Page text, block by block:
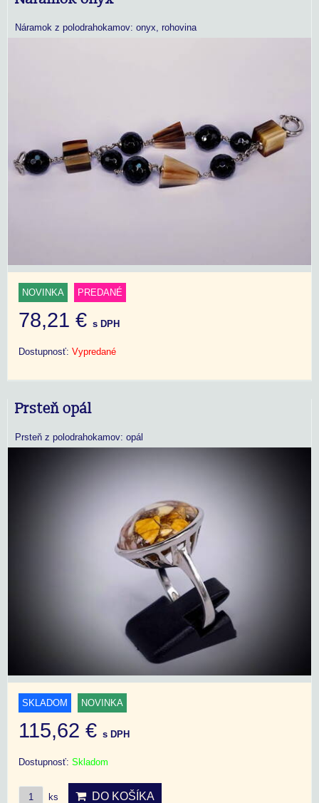
Náramok z polodrahokamov: onyx, rohovina
NOVINKA PREDANÉ
78,21 € s DPH
Dostupnosť: Vypredané
Prsteň opál
Prsteň z polodrahokamov: opál
SKLADOM NOVINKA
115,62 € s DPH
Dostupnosť: Skladom
ks DO KOŠÍKA